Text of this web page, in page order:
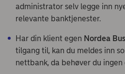
administrator selv legge inn
relevante banktjenester.
Har din klient egen Nordea
tilgang til, kan du meldes inn
nettbank, da behøver du ingen